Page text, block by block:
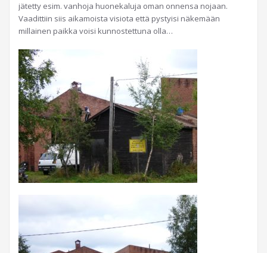
jätetty esim. vanhoja huonekaluja oman onnensa nojaan.
Vaadittiin siis aikamoista visiota että pystyisi näkemään
millainen paikka voisi kunnostettuna olla…